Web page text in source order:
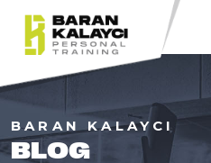
BARAN KALAYCI
BLOG